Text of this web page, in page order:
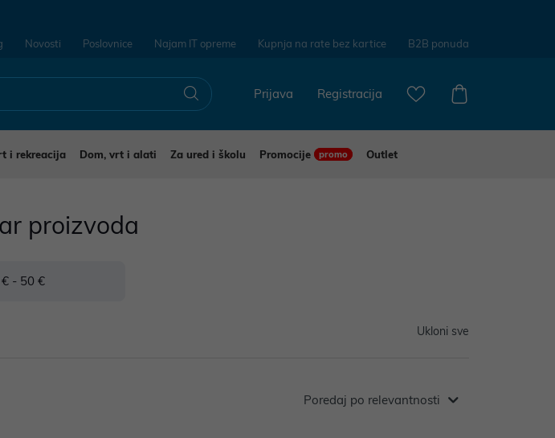
Novosti Poslovnice Najam IT opreme Kupnja na rate bez kartice B2B ponuda
Registracija
Prijava
i rekreacija Dom, vrt i alati Za ured i školu Promocije promo
Outlet
proizvoda
- 50 €
Ukloni sve
Poredaj po relevantnosti